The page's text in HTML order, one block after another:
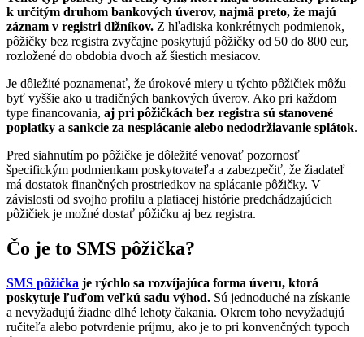
k určitým druhom bankových úverov, najmä preto, že majú
záznam v registri dlžníkov. Z hľadiska konkrétnych podmienok,
pôžičky bez registra zvyčajne poskytujú pôžičky od 50 do 800 eur,
rozložené do obdobia dvoch až šiestich mesiacov.
Je dôležité poznamenať, že úrokové miery u týchto pôžičiek môžu
byť vyššie ako u tradičných bankových úverov. Ako pri každom
type financovania, aj pri pôžičkách bez registra sú stanovené
poplatky a sankcie za nesplácanie alebo nedodržiavanie splátok.
Pred siahnutím po pôžičke je dôležité venovať pozornosť
špecifickým podmienkam poskytovateľa a zabezpečiť, že žiadateľ
má dostatok finančných prostriedkov na splácanie pôžičky. V
závislosti od svojho profilu a platiacej histórie predchádzajúcich
pôžičiek je možné dostať pôžičku aj bez registra.
Čo je to SMS pôžička?
SMS pôžička je rýchlo sa rozvíjajúca forma úveru, ktorá
poskytuje ľuďom veľkú sadu výhod. Sú jednoduché na získanie
a nevyžadujú žiadne dlhé lehoty čakania. Okrem toho nevyžadujú
ručiteľa alebo potvrdenie príjmu, ako je to pri konvenčných typoch